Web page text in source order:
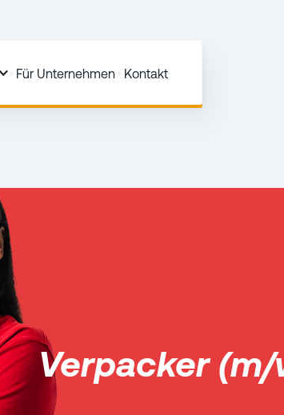
Für Unternehmen Kontakt
Verpacker